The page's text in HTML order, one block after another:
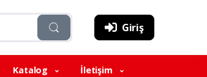
Giriş
Katalog İletişim